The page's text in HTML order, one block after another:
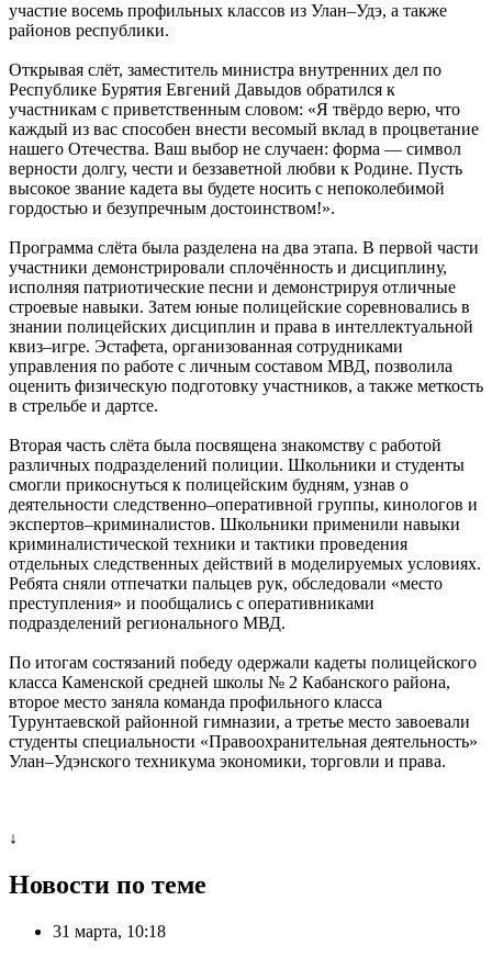
участие восемь профильных классов из Улан–Удэ, а также
районов республики.
Открывая слёт, заместитель министра внутренних дел по
Республике Бурятия Евгений Давыдов обратился к
участникам с приветственным словом: «Я твёрдо верю, что
каждый из вас способен внести весомый вклад в процветание
нашего Отечества. Ваш выбор не случаен: форма — символ
верности долгу, чести и беззаветной любви к Родине. Пусть
высокое звание кадета вы будете носить с непоколебимой
гордостью и безупречным достоинством!».
Программа слёта была разделена на два этапа. В первой части
участники демонстрировали сплочённость и дисциплину,
исполняя патриотические песни и демонстрируя отличные
строевые навыки. Затем юные полицейские соревновались в
знании полицейских дисциплин и права в интеллектуальной
квиз–игре. Эстафета, организованная сотрудниками
управления по работе с личным составом МВД, позволила
оценить физическую подготовку участников, а также меткость
в стрельбе и дартсе.
Вторая часть слёта была посвящена знакомству с работой
различных подразделений полиции. Школьники и студенты
смогли прикоснуться к полицейским будням, узнав о
деятельности следственно–оперативной группы, кинологов и
экспертов–криминалистов. Школьники применили навыки
криминалистической техники и тактики проведения
отдельных следственных действий в моделируемых условиях.
Ребята сняли отпечатки пальцев рук, обследовали «место
преступления» и пообщались с оперативниками
подразделений регионального МВД.
По итогам состязаний победу одержали кадеты полицейского
класса Каменской средней школы № 2 Кабанского района,
второе место заняла команда профильного класса
Турунтаевской районной гимназии, а третье место завоевали
студенты специальности «Правоохранительная деятельность»
Улан–Удэнского техникума экономики, торговли и права.
↓
Новости по теме
31 марта, 10:18